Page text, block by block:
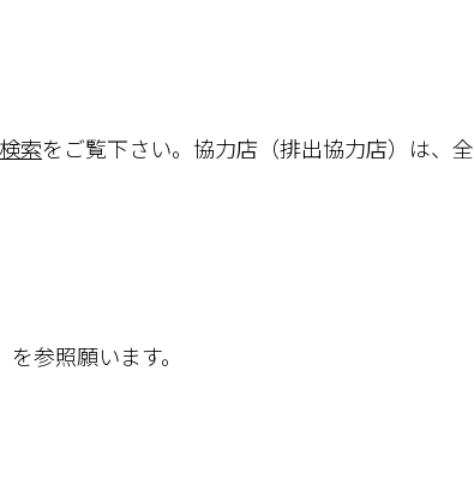
索をご覧下さい。協力店（排出協力店）は、全
を参照願います。